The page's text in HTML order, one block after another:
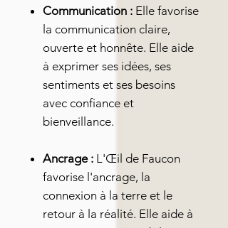
Communication : Elle favorise
la communication claire,
ouverte et honnête. Elle aide
à exprimer ses idées, ses
sentiments et ses besoins
avec confiance et
bienveillance.
Ancrage : L'Œil de Faucon
favorise l'ancrage, la
connexion à la terre et le
retour à la réalité. Elle aide à